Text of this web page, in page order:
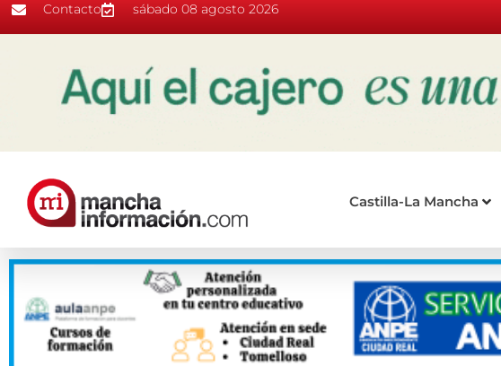
Contacto sábado 08 agosto 2026
Castilla-La Mancha